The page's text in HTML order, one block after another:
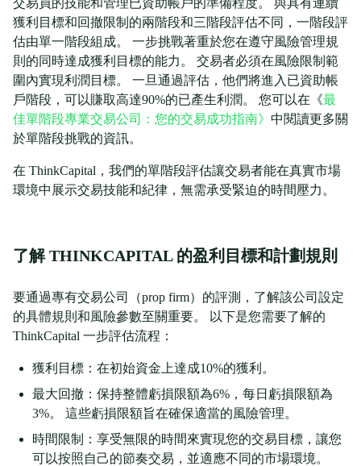
交易員的技能和管理已資助帳戶的準備程度。 與具有連續
獲利目標和回撤限制的兩階段和三階段評估不同，一階段評
估由單一階段組成。 一步挑戰著重於您在遵守風險管理規
則的同時達成獲利目標的能力。 交易者必須在風險限制範
圍內實現利潤目標。 一旦通過評估，他們將進入已資助帳
戶階段，可以賺取高達90%的已產生利潤。 您可以在《最
佳單階段專業交易公司：您的交易成功指南》 中閱讀更多關
於單階段挑戰的資訊。
在 ThinkCapital，我們的單階段評估讓交易者能在真實市場
環境中展示交易技能和紀律，無需承受緊迫的時間壓力。
了解 THINKCAPITAL 的盈利目標和計劃規則
要通過專有交易公司（prop firm）的評測，了解該公司設定
的具體規則和風險參數至關重要。 以下是您需要了解的
ThinkCapital 一步評估流程：
獲利目標：在初始資金上達成10%的獲利。
最大回撤：保持整體虧損限額為6%，每日虧損限額為
3%。 這些虧損限額旨在確保適當的風險管理。
時間限制：享受無限的時間來實現您的交易目標，讓您
可以按照自己的節奏交易，並適應不同的市場環境。